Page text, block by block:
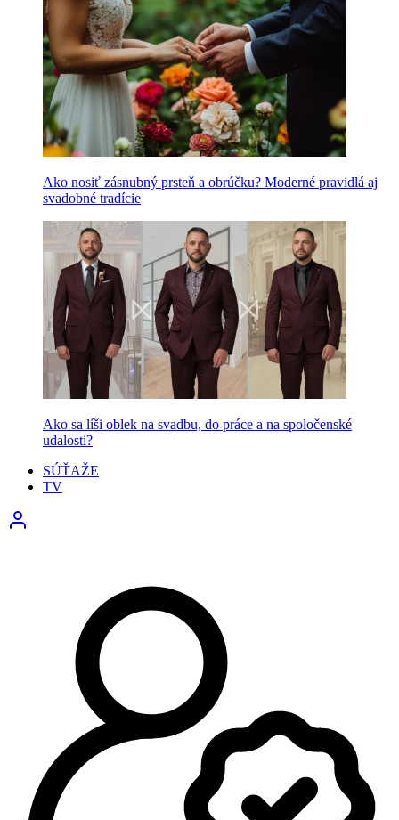
Ako nosiť zásnubný prsteň a obrúčku? Moderné pravidlá aj
svadobné tradície
Ako sa líši oblek na svadbu, do práce a na spoločenské
udalosti?
SÚŤAŽE
TV